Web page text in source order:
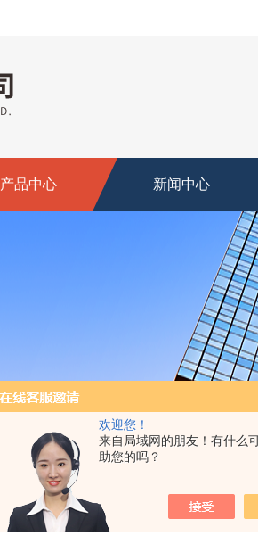
欢迎您！
来自局域网的朋友！有什么
助您的吗？
产品中心 新闻中心